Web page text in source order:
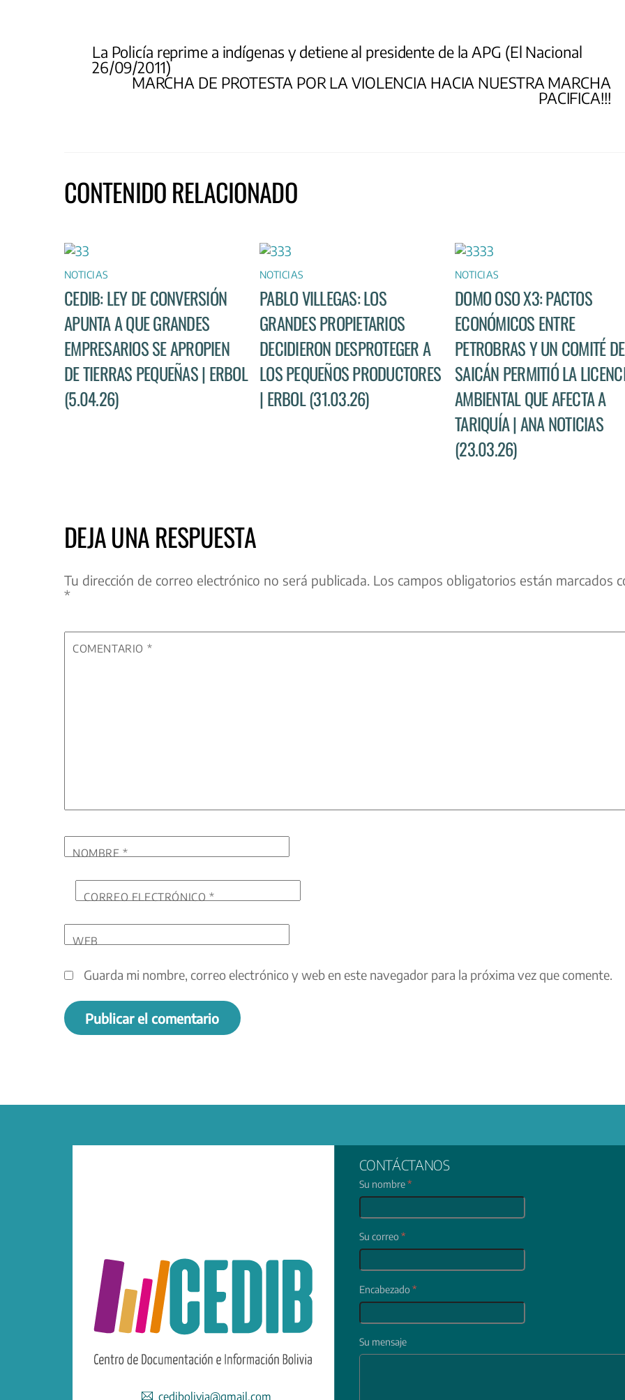
La Policía reprime a indígenas y detiene al presidente de la APG (El Nacional
26/09/2011)
MARCHA DE PROTESTA POR LA VIOLENCIA HACIA NUESTRA MARCHA
PACIFICA!!!
CONTENIDO RELACIONADO
NOTICIAS
CEDIB: LEY DE CONVERSIÓN
APUNTA A QUE GRANDES
EMPRESARIOS SE APROPIEN
DE TIERRAS PEQUEÑAS | ERBOL
(5.04.26)
NOTICIAS
PABLO VILLEGAS: LOS
GRANDES PROPIETARIOS
DECIDIERON DESPROTEGER A
LOS PEQUEÑOS PRODUCTORES
| ERBOL (31.03.26)
NOTICIAS
DOMO OSO X3: PACTOS
ECONÓMICOS ENTRE
PETROBRAS Y UN COMITÉ DE
SAICÁN PERMITIÓ LA
AMBIENTAL QUE AFECTA A
TARIQUÍA | ANA NOTICIAS
(23.03.26)
DEJA UNA RESPUESTA
Tu dirección de correo electrónico no será publicada. Los campos obligatorios están marcados
*
COMENTARIO *
NOMBRE*
CORREO ELECTRÓNICO*
WEB
Guarda mi nombre, correo electrónico y web en este navegador para la próxima vez que comente.
cedibolivia@gmail.com
CONTÁCTANOS
Su nombre*
Su correo *
Encabezado *
Su mensaje